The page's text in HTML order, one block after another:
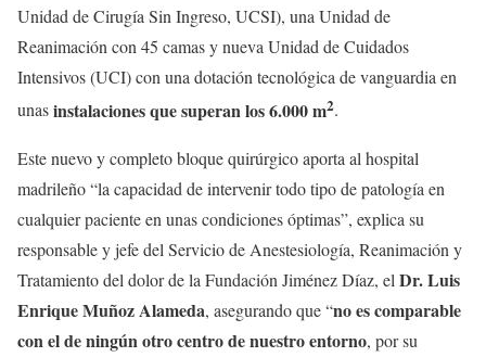
Unidad de Cirugía Sin Ingreso, UCSI), una Unidad de
Reanimación con 45 camas y nueva Unidad de Cuidados
Intensivos (UCI) con una dotación tecnológica de vanguardia en
unasinstalaciones que superan los 6.000 m2.
Este nuevo y completo bloque quirúrgico aporta al hospital
madrileño “la capacidad de intervenir todo tipo de patología en
cualquier paciente en unas condiciones óptimas”, explica su
responsable y jefe del Servicio de Anestesiología, Reanimación y
Tratamiento del dolor de la Fundación Jiménez Díaz, el Dr. Luis
Enrique Muñoz Alameda, asegurando que “no es comparable
con el de ningún otro centro de nuestro entorno, por su